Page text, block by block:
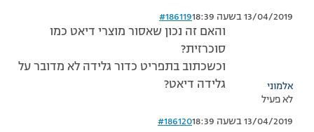
13/04/2019 בשעה 18:39 #186119
אלמוני
לא פעיל
והאם זה נכון שאסור מוצרי דיאט כמו
סוכרזית?
וכשכתוב בתפריט כדור גלידה לא מדובר על
גלידה דיאט?
13/04/2019 בשעה 18:39 #186120